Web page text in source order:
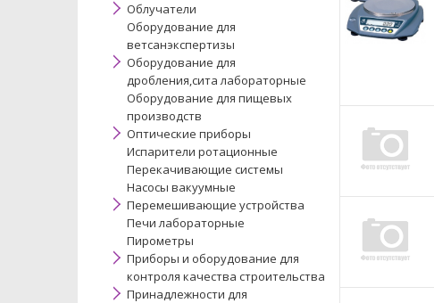
Облучатели
Оборудование для
ветсанэкспертизы
Оборудование для
дробления,сита лабораторные
Оборудование для пищевых
производств
Оптические приборы
Испарители ротационные
Перекачивающие системы
Насосы вакуумные
Перемешивающие устройства
Печи лабораторные
Пирометры
Приборы и оборудование для
контроля качества строительства
Принадлежности для